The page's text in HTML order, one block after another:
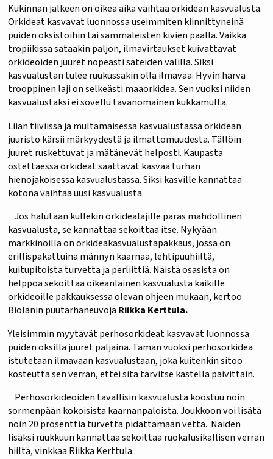
Kukinnan jälkeen on oikea aika vaihtaa orkidean kasvualusta.
Orkideat kasvavat luonnossa useimmiten kiinnittyneinä
puiden oksistoihin tai sammaleisten kivien päällä. Vaikka
tropiikissa sataakin paljon, ilmavirtaukset kuivattavat
orkideoiden juuret nopeasti sateiden välillä. Siksi
kasvualustan tulee ruukussakin olla ilmavaa. Hyvin harva
trooppinen laji on selkeästi maaorkidea. Sen vuoksi niiden
kasvualustaksi ei sovellu tavanomainen kukkamulta.
Liian tiiviissä ja multamaisessa kasvualustassa orkidean
juuristo kärsii märkyydestä ja ilmattomuudesta. Tällöin
juuret ruskettuvat ja mätänevät helposti. Kaupasta
ostettaessa orkideat saattavat kasvaa turhan
hienojakoisessa kasvualustassa. Siksi kasville kannattaa
kotona vaihtaa uusi kasvualusta.
− Jos halutaan kullekin orkidealajille paras mahdollinen
kasvualusta, se kannattaa sekoittaa itse. Nykyään
markkinoilla on orkideakasvualustapakkaus, jossa on
erillispakattuina männyn kaarnaa, lehtipuuhiiltä,
kuitupitoista turvetta ja perliittiä. Näistä osasista on
helppoa sekoittaa oikeanlainen kasvualusta kaikille
orkideoille pakkauksessa olevan ohjeen mukaan, kertoo
Biolanin puutarhaneuvoja Riikka Kerttula.
Yleisimmin myytävät perhosorkideat kasvavat luonnossa
puiden oksilla juuret paljaina. Tämän vuoksi perhosorkidea
istutetaan ilmavaan kasvualustaan, joka kuitenkin sitoo
kosteutta sen verran, ettei sitä tarvitse kastella päivittäin.
− Perhosorkideoiden tavallisin kasvualusta koostuu noin
sormenpään kokoisista kaarnanpaloista. Joukkoon voi lisätä
noin 20 prosenttia turvetta pidättämään vettä. Näiden
lisäksi ruukkuun kannattaa sekoittaa ruokalusikallisen verran
hiiltä, vinkkaa Riikka Kerttula.